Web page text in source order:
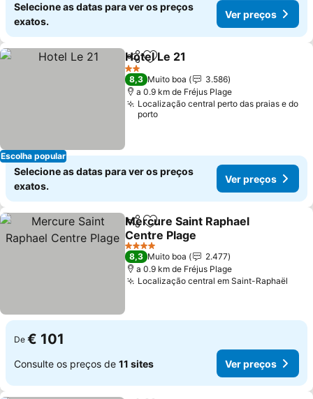
Selecione as datas para ver os preços
exatos.
Ver preços
Escolha popular
PartilharAdicionar aos favoritos
Hotel Le 21
2 Estrelas
8,3 Muito boa
3.586
a 0.9 km de Fréjus Plage
Localização central perto das praias e do
porto
Selecione as datas para ver os preços
exatos.
Ver preços
PartilharAdicionar aos favoritos
Mercure Saint Raphael
Centre Plage
Ver preços
4 Estrelas
8,3 Muito boa
2.477
a 0.9 km de Fréjus Plage
Localização central em Saint-Raphaël
De € 101
Consulte os preços de 11 sites Ver preços